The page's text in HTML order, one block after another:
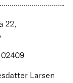
22,
02409
Larsen